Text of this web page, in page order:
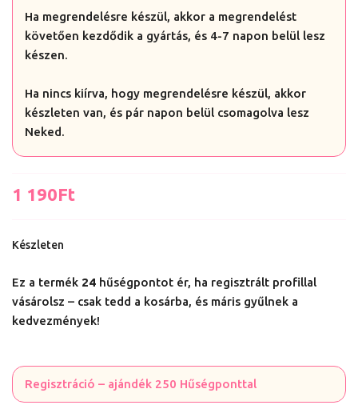
Ha megrendelésre készül, akkor a megrendelést
követően kezdődik a gyártás, és 4-7 napon belül lesz
készen.
Ha nincs kiírva, hogy megrendelésre készül, akkor
készleten van, és pár napon belül csomagolva lesz
Neked.
1 190Ft
Készleten
Ez a termék 24 hűségpontot ér, ha regisztrált profillal
vásárolsz – csak tedd a kosárba, és máris gyűlnek a
kedvezmények!
Regisztráció – ajándék 250 Hűségponttal